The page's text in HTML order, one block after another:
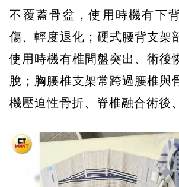
不覆蓋骨盆，使用時機有下
傷、輕度退化；硬式腰背支架
使用時機有椎間盤突出、術後
脫；胸腰椎支架常跨過腰椎與
機壓迫性骨折、脊椎融合術後